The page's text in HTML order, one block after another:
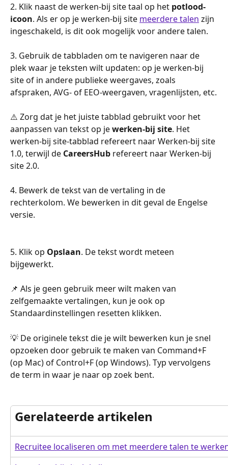
2. Klik naast de werken-bij site taal op het potlood-
icoon. Als er op je werken-bij site meerdere talen zijn
ingeschakeld, is dit ook mogelijk voor andere talen.
3. Gebruik de tabbladen om te navigeren naar de
plek waar je teksten wilt updaten: op je werken-bij
site of in andere publieke weergaves, zoals
afspraken, AVG- of EEO-weergaven, vragenlijsten, etc.
⚠️ Zorg dat je het juiste tabblad gebruikt voor het
aanpassen van tekst op je werken-bij site. Het
werken-bij site-tabblad refereert naar Werken-bij site
1.0, terwijl de CareersHub refereert naar Werken-bij
site 2.0.
4. Bewerk de tekst van de vertaling in de
rechterkolom. We bewerken in dit geval de Engelse
versie.
5. Klik op Opslaan. De tekst wordt meteen
bijgewerkt.
📌 Als je geen gebruik meer wilt maken van
zelfgemaakte vertalingen, kun je ook op
Standaardinstellingen resetten klikken.
💡 De originele tekst die je wilt bewerken kun je snel
opzoeken door gebruik te maken van Command+F
(op Mac) of Control+F (op Windows). Typ vervolgens
de term in waar je naar op zoek bent.
Gerelateerde artikelen
Recruitee localiseren om met meerdere talen te